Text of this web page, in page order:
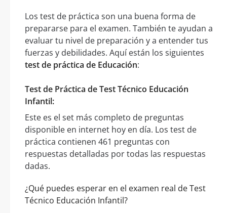
Los test de práctica son una buena forma de
prepararse para el examen. También te ayudan a
evaluar tu nivel de preparación y a entender tus
fuerzas y debilidades. Aquí están los siguientes
test de práctica de Educación:
Test de Práctica de Test Técnico Educación
Infantil:
Este es el set más completo de preguntas
disponible en internet hoy en día. Los test de
práctica contienen 461 preguntas con
respuestas detalladas por todas las respuestas
dadas.
¿Qué puedes esperar en el examen real de Test
Técnico Educación Infantil?